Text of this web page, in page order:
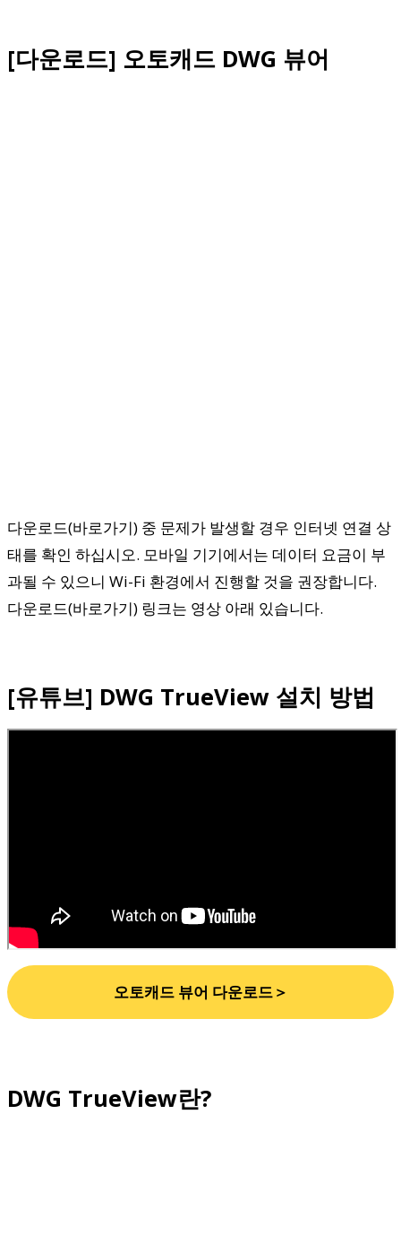
[다운로드] 오토캐드 DWG 뷰어
다운로드(바로가기) 중 문제가 발생할 경우 인터넷 연결 상
태를 확인 하십시오. 모바일 기기에서는 데이터 요금이 부
과될 수 있으니 Wi-Fi 환경에서 진행할 것을 권장합니다.
다운로드(바로가기) 링크는 영상 아래 있습니다.
[유튜브] DWG TrueView 설치 방법
오토캐드 뷰어 다운로드＞
DWG TrueView란?